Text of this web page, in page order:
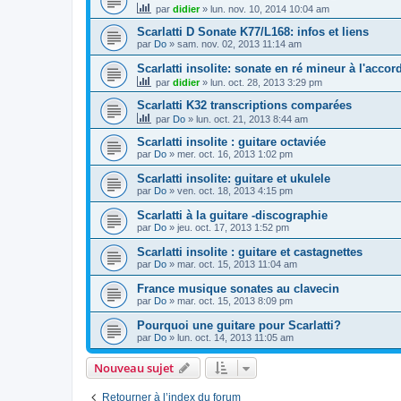
par didier» lun. nov. 10, 2014 10:04 am
Scarlatti D Sonate K77/L168: infos et liens
par Do » sam. nov. 02, 2013 11:14 am
Scarlatti insolite: sonate en ré mineur à
par didier» lun. oct. 28, 2013 3:29 pm
Scarlatti K32 transcriptions comparées
par Do » lun. oct. 21, 2013 8:44 am
Scarlatti insolite : guitare octaviée
par Do » mer. oct. 16, 2013 1:02 pm
Scarlatti insolite: guitare et ukulele
par Do » ven. oct. 18, 2013 4:15 pm
Scarlatti à la guitare -discographie
par Do » jeu. oct. 17, 2013 1:52 pm
Scarlatti insolite : guitare et castagnettes
par Do » mar. oct. 15, 2013 11:04 am
France musique sonates au clavecin
par Do » mar. oct. 15, 2013 8:09 pm
Pourquoi une guitare pour Scarlatti?
par Do » lun. oct. 14, 2013 11:05 am
Nouveau sujet
Retourner à l’index du forum